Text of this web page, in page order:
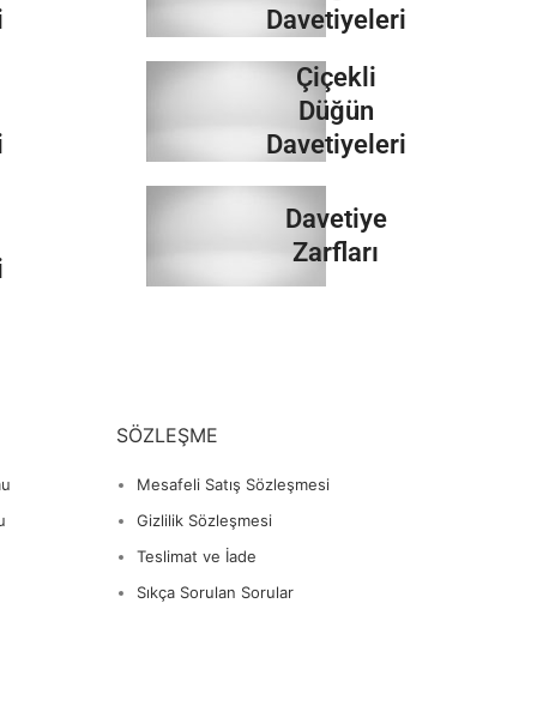
Davetiyeleri
İncele
Çiçekli
Düğün
Davetiyeleri
İncele
Davetiye
Zarfları
SÖZLEŞME
Mesafeli Satış Sözleşmesi
Gizlilik Sözleşmesi
Teslimat ve İade
Sıkça Sorulan Sorular